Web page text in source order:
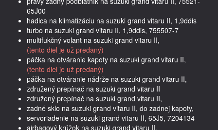
65J00
hadica na klimatizáciu na suzuki grand vitaru II, 1,9ddis
turbo na suzuki grand vitaru II, 1,9ddis, 755507-7
multifukčný volant na suzuki grand vitaru II,
(tento diel je už predaný)
páčka na otváranie kapoty na suzuki grand vitaru II,
(tento diel je už predaný)
páčka na otváranie nádrže na suzuki grand vitaru II,
združený prepínač na suzuki grand vitaru II
združený prepínač na suzuki grand vitaru II,
zadné sklo na suzuki grand vitaru II, do zadnej kapoty,
servoriadenie na suzuki grand vitaru II, 65J5, 7204134
airbagový krúžok na suzuki grand vitaru II,